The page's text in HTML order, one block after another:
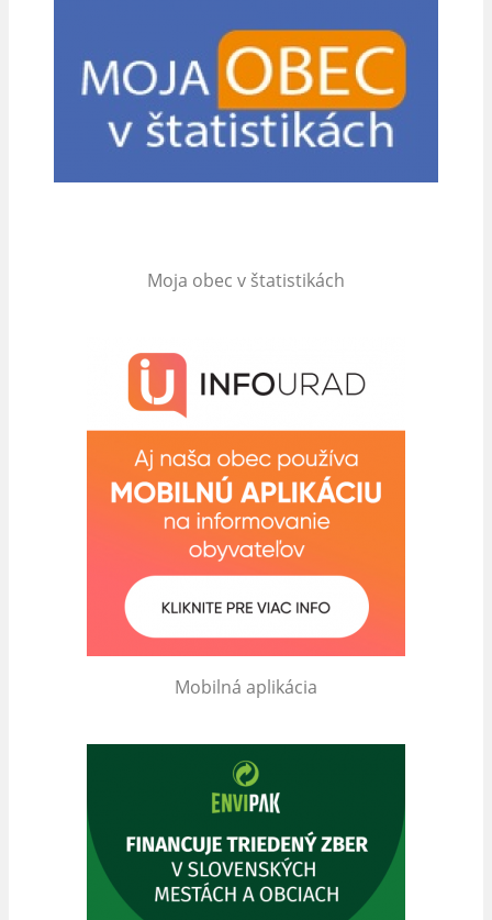
Moja obec v štatistikách
Mobilná aplikácia